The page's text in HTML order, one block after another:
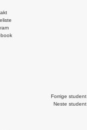
Forrige student
Neste student